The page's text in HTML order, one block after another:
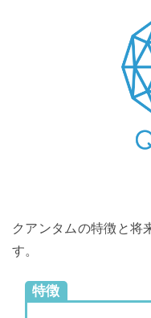
クアンタムの特徴と将
す。
特徴